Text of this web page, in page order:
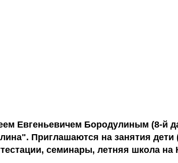
Евгеньевичем Бородулиным (8-й
Приглашаются на занятия
семинары, летняя школа на